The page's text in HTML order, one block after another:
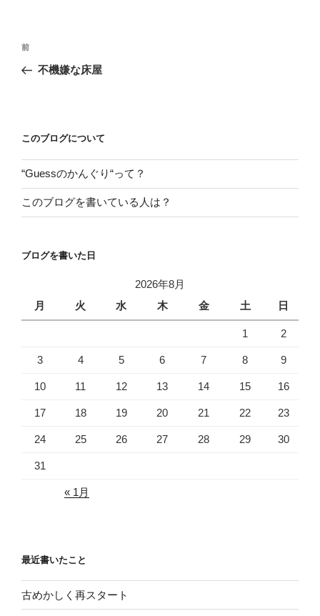
投
ナ
ー
シ
ョ
ン
前
の
前
不機嫌な床屋
このブログについて
“Guessのかんぐり“って？
このブログを書いている人は？
ブログを書いた日
2026年8月
月
火 水 木 金 土 日
1 2
3 4 5 6 7 8 9
10 11 12 13 14 15 16
17 18 19 20 21 22 23
24 25 26 27 28 29 30
31
« 1月
最近書いたこと
古めかしく再スタート